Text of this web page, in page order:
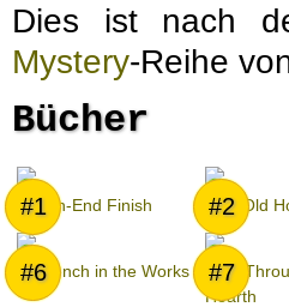
Dies ist nach
Mystery-Reihe
Bücher
#1 #2
A High-End Finish This Old
#6 #7
A Wrench in the Works
Shot
Hearth